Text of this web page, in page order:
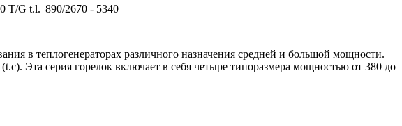
T/G t.l. 890/2670 - 5340
в теплогенераторах различного назначения средней и большой мощности.
Эта серия горелок включает в себя четыре типоразмера мощностью от 380 до